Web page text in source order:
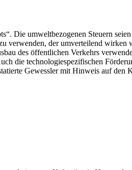
Die umweltbezogenen Steuern
verwenden, der umverteilend wirken
des öffentlichen Verkehrs
die technologiespezifischen
Gewessler mit Hinweis auf den